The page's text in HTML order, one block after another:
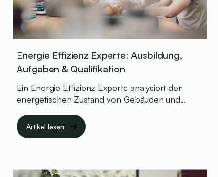
Energie Effizienz Experte: Ausbildung,
Aufgaben & Qualifikation
Ein Energie Effizienz Experte analysiert den
energetischen Zustand von Gebäuden und
Optimierungskonzepte. Seine Expertise ist
besonders wertvoll für die Beantragung von
werden durch verschiedene Förderprogramme
Artikel lesen